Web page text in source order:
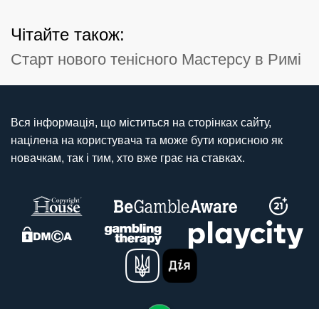
Чітайте також:
Старт нового тенісного Мастерсу в Римі
Вся інформація, що міститься на сторінках сайту,
націлена на користувача та може бути корисною як
новачкам, так і тим, хто вже грає на ставках.